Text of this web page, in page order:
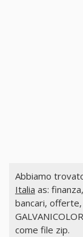
Abbiamo
Italia as:
bancari,
come file zip.